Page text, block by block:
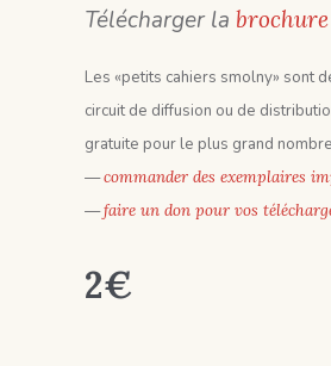
Télécharger la
Les «petits cahiers smolny» sont
circuit de diffusion ou de
gratuite pour le plus grand
—commander des exemplaires
—faire un don pour vos
2€